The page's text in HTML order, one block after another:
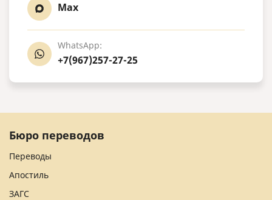
Max
WhatsApp:
+7(967)257-27-25
Бюро переводов
Переводы
Апостиль
ЗАГС